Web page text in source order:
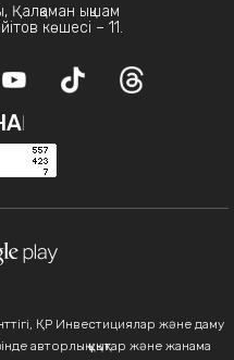
Қалқаман ықшам
көшесі – 11.
ҚР Инвестициялар және даму
авторлық құқықтар және жанама